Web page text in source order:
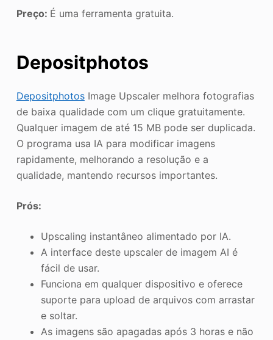
Preço: É uma ferramenta gratuita.
Depositphotos
DepositphotosImage Upscaler melhora fotografias
de baixa qualidade com um clique gratuitamente.
Qualquer imagem de até 15 MB pode ser duplicada.
O programa usa IA para modificar imagens
rapidamente, melhorando a resolução e a
qualidade, mantendo recursos importantes.
Prós:
Upscaling instantâneo alimentado por IA.
A interface deste upscaler de imagem AI é
fácil de usar.
Funciona em qualquer dispositivo e oferece
suporte para upload de arquivos com arrastar
e soltar.
As imagens são apagadas após 3 horas e não